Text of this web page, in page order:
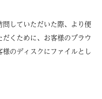
していただいた際、より便
くために、お客様のブラウ
のディスクにファイルとし